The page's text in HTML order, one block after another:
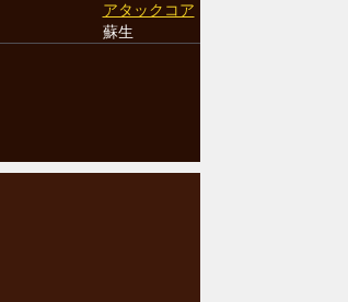
アタックコア
蘇生